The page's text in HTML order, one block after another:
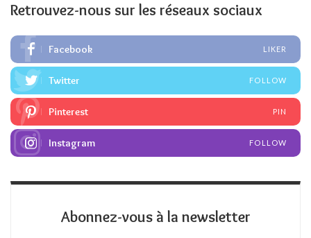
Retrouvez-nous sur les réseaux sociaux
Facebook LIKER
Twitter FOLLOW
Pinterest PIN
Instagram FOLLOW
Abonnez-vous à la newsletter